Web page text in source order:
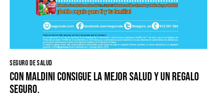
SEGURO DE SALUD
Con Maldini consigue la mejor salud y un regalo
seguro.